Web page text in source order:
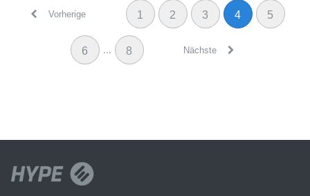
Vorherige 1 2 3 4 5
6 ... 8 Nächste